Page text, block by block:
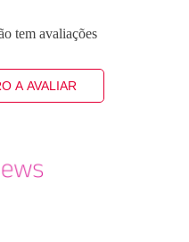
tem avaliações
A AVALIAR